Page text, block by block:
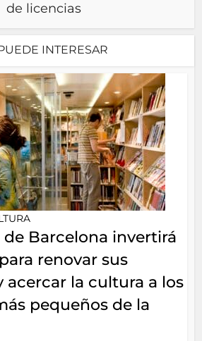
de licencias
INTERESAR
Barcelona invertirá
renovar sus
acercar la cultura a los
pequeños de la